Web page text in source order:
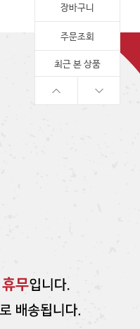
장바구니
주문조회
최근 본 상품